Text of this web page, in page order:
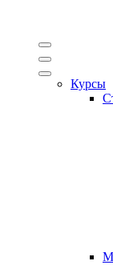
Курсы